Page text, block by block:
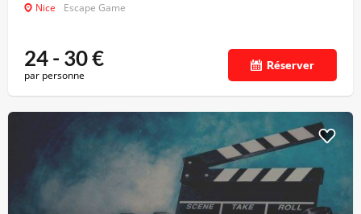
Nice Escape Game
24 - 30€
par personne
Réserver